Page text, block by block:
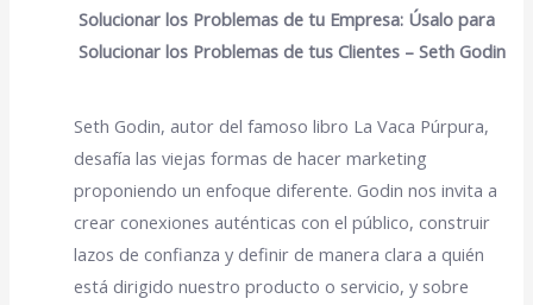
Solucionar los Problemas de tu Empresa: Úsalo para
Solucionar los Problemas de tus Clientes – Seth Godin
Seth Godin, autor del famoso libro La Vaca Púrpura,
desafía las viejas formas de hacer marketing
proponiendo un enfoque diferente. Godin nos invita a
crear conexiones auténticas con el público, construir
lazos de confianza y definir de manera clara a quién
está dirigido nuestro producto o servicio, y sobre